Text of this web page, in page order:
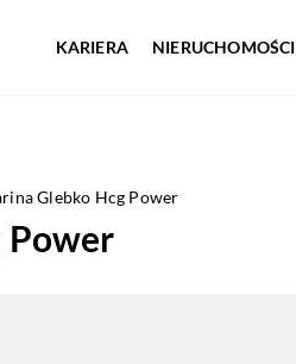
KARIERA NIERUCHOMOŚCI
Glebko Hcg Power
Power